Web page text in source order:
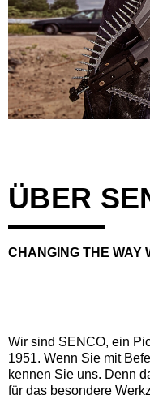
ÜBER
CHANGING THE WAY
Wir sind SENCO, ein
1951. Wenn Sie mit
kennen Sie uns. Denn
für das besondere